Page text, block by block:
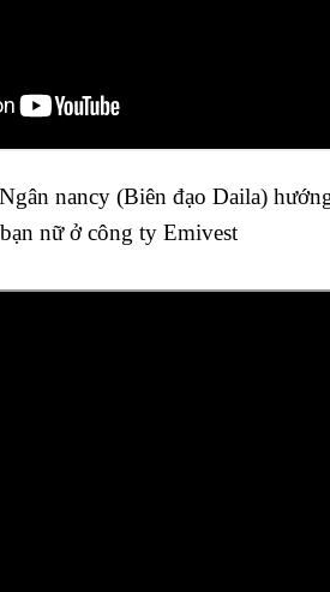
nancy (Biên đạo Daila)
nữ ở công ty Emivest